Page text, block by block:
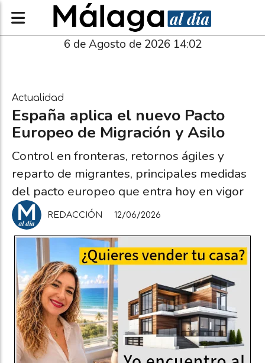
6 de Agosto de 2026 14:02
España aplica el nuevo Pacto
Europeo de Migración y Asilo
Control en fronteras, retornos ágiles y
reparto de migrantes, principales medidas
del pacto europeo que entra hoy en vigor
Actualidad
12/06/2026
REDACCIÓN